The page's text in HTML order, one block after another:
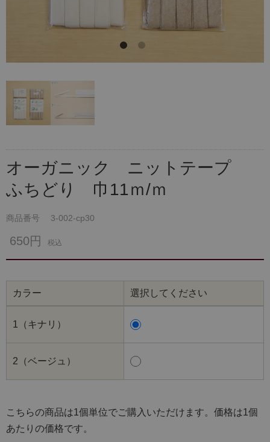
オーガニック ニットテープ
ふちどり 巾11ｍ/ｍ
商品番号 3-002-cp30
650円 税込
カラー 選択してください
1（キナリ）
2（ベージュ）
こちらの商品は1個単位でご購入いただけます。価格は1個
あたりの価格です。